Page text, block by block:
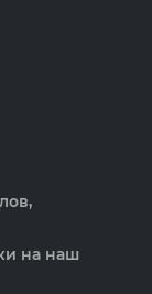
на наш